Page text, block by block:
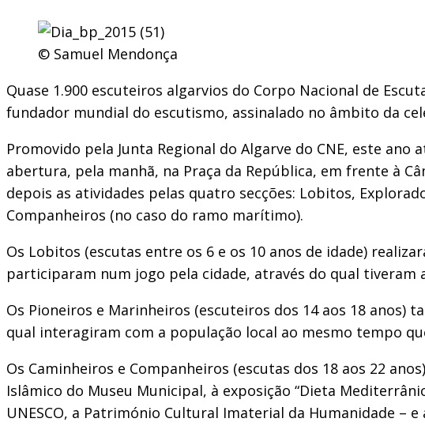
© Samuel Mendonça
Quase 1.900 escuteiros algarvios do Corpo Nacional de
fundador mundial do escutismo, assinalado no âmbito da
Promovido pela Junta Regional do Algarve do CNE, este
abertura, pela manhã, na Praça da República, em frente à
depois as atividades pelas quatro secções: Lobitos,
Companheiros (no caso do ramo marítimo).
Os Lobitos (escutas entre os 6 e os 10 anos de idade)
participaram num jogo pela cidade, através do qual tiveram
Os Pioneiros e Marinheiros (escuteiros dos 14 aos 18
qual interagiram com a população local ao mesmo tempo
Os Caminheiros e Companheiros (escutas dos 18 aos 22
Islâmico do Museu Municipal, à exposição “Dieta
UNESCO, a Património Cultural Imaterial da Humanidade –